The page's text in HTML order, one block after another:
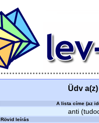
Üdv a(z)
A lista címe (az
anti
Rövid leírás